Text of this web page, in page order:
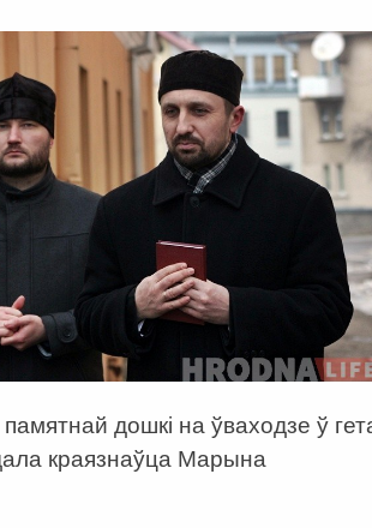
дошкі на ўваходзе ў
краязнаўца Марына